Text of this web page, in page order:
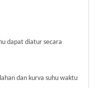
dapat diatur secara
dan kurva suhu waktu